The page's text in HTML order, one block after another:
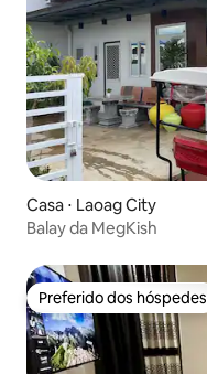
Casa ⋅ Laoag City
Balay da MegKish
Preferido dos hóspedes
Preferido dos hóspedes